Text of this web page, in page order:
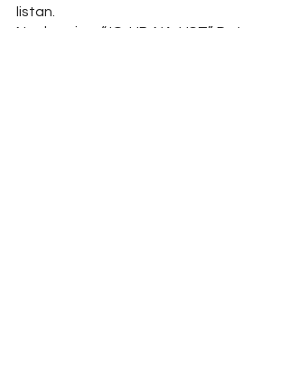
listan.
Nu skrev jag: “JO-UR-NA-LIST”. Det var